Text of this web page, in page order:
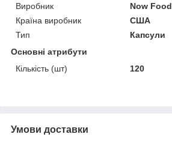
Виробник
Now
Країна виробник
США
Тип
Капсули
Основні атрибути
Кількість (шт)
120
Умови доставки